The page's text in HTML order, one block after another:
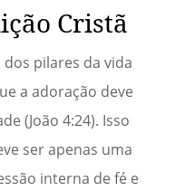
Cristã
pilares da vida
a adoração deve
(João 4:24). Isso
ser apenas uma
interna de fé e